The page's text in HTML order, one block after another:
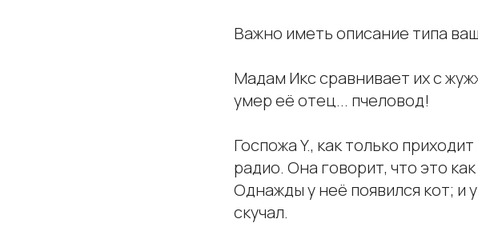
Важно иметь описание типа
Мадам Икс сравнивает их с
умер её отец... пчеловод!
Госпожа Y., как только
радио. Она говорит, что это
Однажды у неё появился кот; и
скучал.